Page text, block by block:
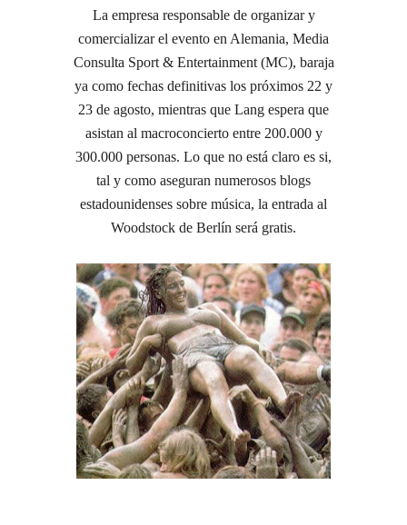
La empresa responsable de organizar y
comercializar el evento en Alemania, Media
Consulta Sport & Entertainment (MC), baraja
ya como fechas definitivas los próximos 22 y
23 de agosto, mientras que Lang espera que
asistan al macroconcierto entre 200.000 y
300.000 personas. Lo que no está claro es si,
tal y como aseguran numerosos blogs
estadounidenses sobre música, la entrada al
Woodstock de Berlín será gratis.